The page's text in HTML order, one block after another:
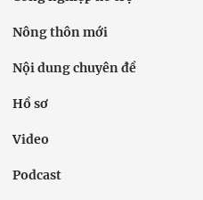
Nông thôn mới
Nội dung chuyên đề
Hồ sơ
Video
Podcast